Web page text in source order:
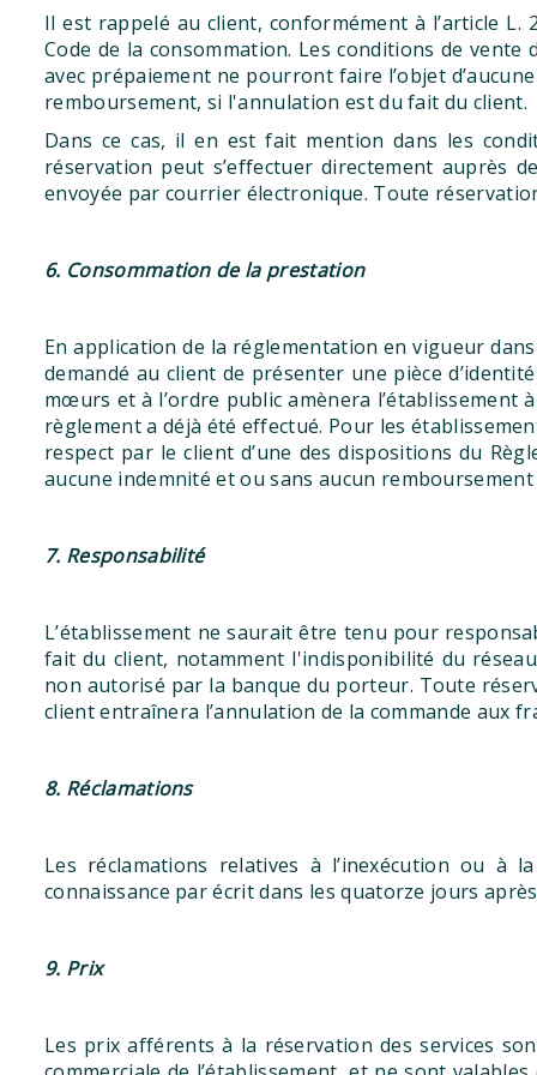
Il est rappelé au client, conformément à l’article L.
Code de la consommation. Les conditions de
avec prépaiement ne pourront faire l’objet
remboursement, si l'annulation est du fait du client.
Dans ce cas, il en est fait mention dans les
réservation peut s’effectuer directement auprès
envoyée par courrier électronique. Toute
6. Consommation de la prestation
En application de la réglementation en vigueur
demandé au client de présenter une pièce
mœurs et à l’ordre public amènera l’établissement
règlement a déjà été effectué. Pour les
respect par le client d’une des dispositions du
aucune indemnité et ou sans aucun
7. Responsabilité
L’établissement ne saurait être tenu pour
fait du client, notamment l'indisponibilité du
non autorisé par la banque du porteur. Toute
client entraînera l’annulation de la commande aux
8. Réclamations
Les réclamations relatives à l’inexécution ou à
connaissance par écrit dans les quatorze jours
9. Prix
Les prix afférents à la réservation des services